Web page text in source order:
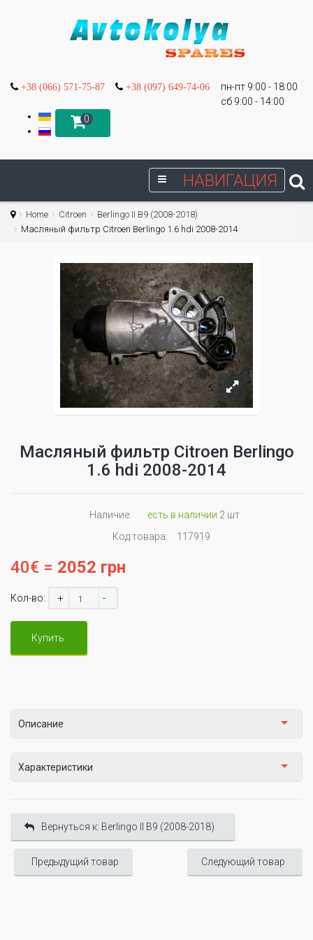
+38 (066) 571-75-87 +38 (097) 649-74-06
пн-пт 9:00 - 18:00
сб 9:00 - 14:00
0
НАВИГАЦИЯ
Home Citroen
Berlingo II B9 (2008-2018)
Масляный фильтр Citroen Berlingo 1.6 hdi 2008-2014
Масляный фильтр Citroen Berlingo
1.6 hdi 2008-2014
Наличие: есть в наличии 2 шт
Код товара:
117919
40€ = 2052 грн
Кол-во: + -
Купить
Описание
Характеристики
Вернуться к: Berlingo II B9 (2008-2018)
Предыдущий товар Следующий товар